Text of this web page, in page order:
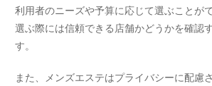
利用者のニーズや予算に応じて選ぶことが
選ぶ際には信頼できる店舗かどうかを確認
す。
また、メンズエステはプライバシーに配慮